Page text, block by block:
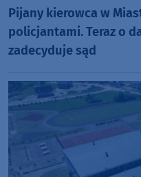
Pijany kierowca w
policjantami. Teraz o
zadecyduje sąd